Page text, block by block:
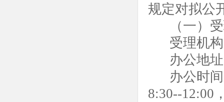
规定对拟公
（一）
受理机
办公地
办公时
8:30--12:00